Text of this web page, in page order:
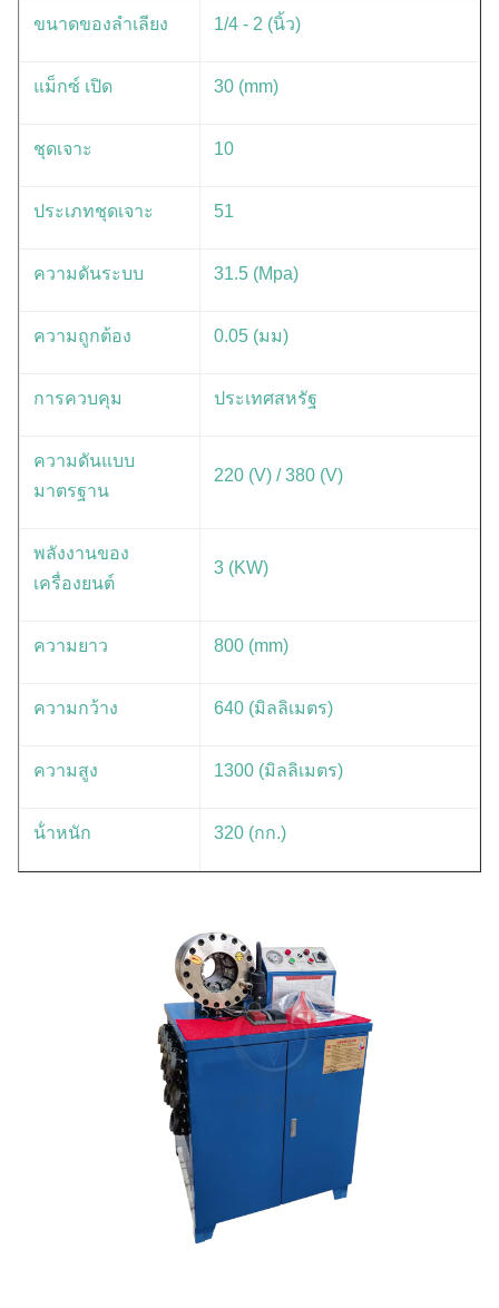
ขนาดของลําเลียง 1/4 - 2 (นิ้ว)
แม็กซ์ เปิด 30 (mm)
ชุดเจาะ 10
ประเภทชุดเจาะ 51
ความดันระบบ 31.5 (Mpa)
ความถูกต้อง 0.05 (มม)
การควบคุม ประเทศสหรัฐ
ความดันแบบ
มาตรฐาน
220 (V) / 380 (V)
พลังงานของ
เครื่องยนต์
3 (KW)
ความยาว 800 (mm)
ความกว้าง 640 (มิลลิเมตร)
ความสูง 1300 (มิลลิเมตร)
น้ําหนัก 320 (กก.)